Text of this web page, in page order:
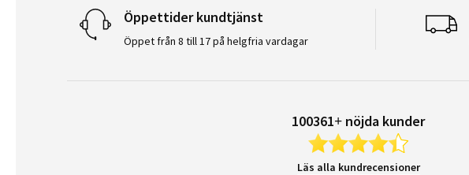
Öppettider kundtjänst
Öppet från 8 till 17 på helgfria vardagar
100361+ nöjda kunder
Läs alla kundrecensioner